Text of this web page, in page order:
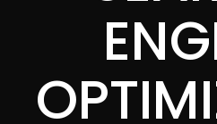
ENG
OPTIMI